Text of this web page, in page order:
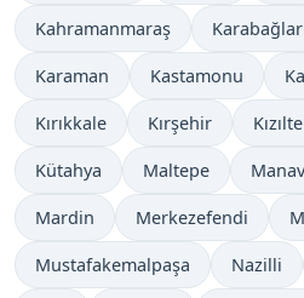
Kahramanmaraş Karabağlar
Karaman Kastamonu
Kırıkkale Kırşehir
Kütahya Maltepe
Mardin Merkezefendi
Mustafakemalpaşa Nazilli